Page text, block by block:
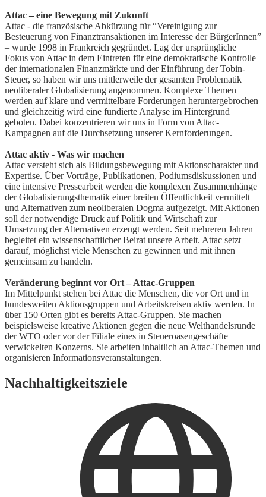
Attac – eine Bewegung mit Zukunft
Attac - die französische Abkürzung für “Vereinigung zur
Besteuerung von Finanztransaktionen im Interesse der BürgerInnen”
– wurde 1998 in Frankreich gegründet. Lag der ursprüngliche
Fokus von Attac in dem Eintreten für eine demokratische Kontrolle
der internationalen Finanzmärkte und der Einführung der Tobin-
Steuer, so haben wir uns mittlerweile der gesamten Problematik
neoliberaler Globalisierung angenommen. Komplexe Themen
werden auf klare und vermittelbare Forderungen heruntergebrochen
und gleichzeitig wird eine fundierte Analyse im Hintergrund
geboten. Dabei konzentrieren wir uns in Form von Attac-
Kampagnen auf die Durchsetzung unserer Kernforderungen.
Attac aktiv - Was wir machen
Attac versteht sich als Bildungsbewegung mit Aktionscharakter und
Expertise. Über Vorträge, Publikationen, Podiumsdiskussionen und
eine intensive Pressearbeit werden die komplexen Zusammenhänge
der Globalisierungsthematik einer breiten Öffentlichkeit vermittelt
und Alternativen zum neoliberalen Dogma aufgezeigt. Mit Aktionen
soll der notwendige Druck auf Politik und Wirtschaft zur
Umsetzung der Alternativen erzeugt werden. Seit mehreren Jahren
begleitet ein wissenschaftlicher Beirat unsere Arbeit. Attac setzt
darauf, möglichst viele Menschen zu gewinnen und mit ihnen
gemeinsam zu handeln.
Veränderung beginnt vor Ort – Attac-Gruppen
Im Mittelpunkt stehen bei Attac die Menschen, die vor Ort und in
bundesweiten Aktionsgruppen und Arbeitskreisen aktiv werden. In
über 150 Orten gibt es bereits Attac-Gruppen. Sie machen
beispielsweise kreative Aktionen gegen die neue Welthandelsrunde
der WTO oder vor der Filiale eines in Steueroasengeschäfte
verwickelten Konzerns. Sie arbeiten inhaltlich an Attac-Themen und
organisieren Informationsveranstaltungen.
Nachhaltigkeitsziele